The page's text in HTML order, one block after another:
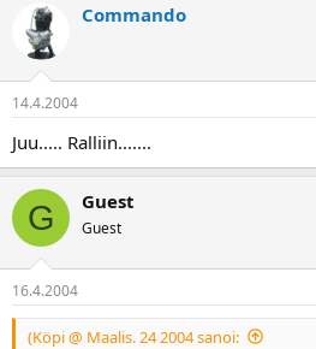
Commando
14.4.2004
Juu..... Ralliin.......
G Guest
Guest
16.4.2004
(Köpi @ Maalis. 24 2004 sanoi: